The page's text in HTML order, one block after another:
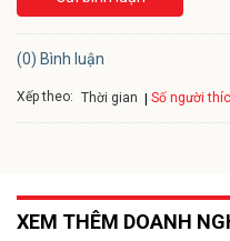
(0) Bình luận
Xếp theo: Thời gian Số người
XEM THÊM DOANH